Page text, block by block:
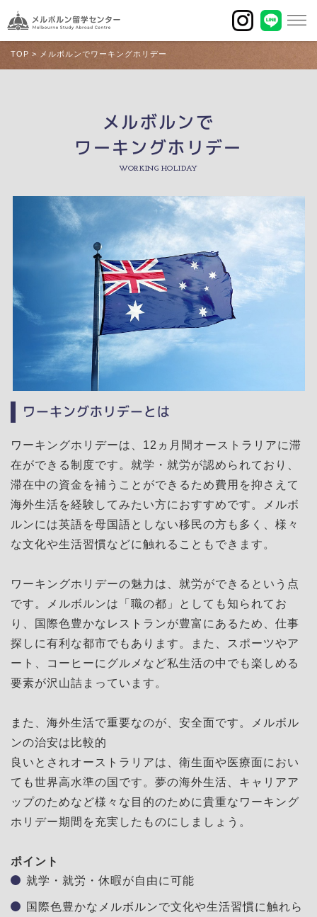
TOP > メルボルンでワーキングホリデー
メルボルンで
ワーキングホリデー
WORKING HOLIDAY
ワーキングホリデーとは
ワーキングホリデーは、12ヵ月間オーストラリアに滞
在ができる制度です。就学・就労が認められており、
滞在中の資金を補うことができるため費用を抑さえて
海外生活を経験してみたい方におすすめです。メルボ
ルンには英語を母国語としない移民の方も多く、様々
な文化や生活習慣などに触れることもできます。
ワーキングホリデーの魅力は、就労ができるという点
です。メルボルンは「職の都」としても知られてお
り、国際色豊かなレストランが豊富にあるため、仕事
探しに有利な都市でもあります。また、スポーツやア
ート、コーヒーにグルメなど私生活の中でも楽しめる
要素が沢山詰まっています。
また、海外生活で重要なのが、安全面です。メルボル
ンの治安は比較的
良いとされオーストラリアは、衛生面や医療面におい
ても世界高水準の国です。夢の海外生活、キャリアア
ップのためなど様々な目的のために貴重なワーキング
ホリデー期間を充実したものにしましょう。
ポイント
就学・就労・休暇が自由に可能
国際色豊かなメルボルンで文化や生活習慣に触れら